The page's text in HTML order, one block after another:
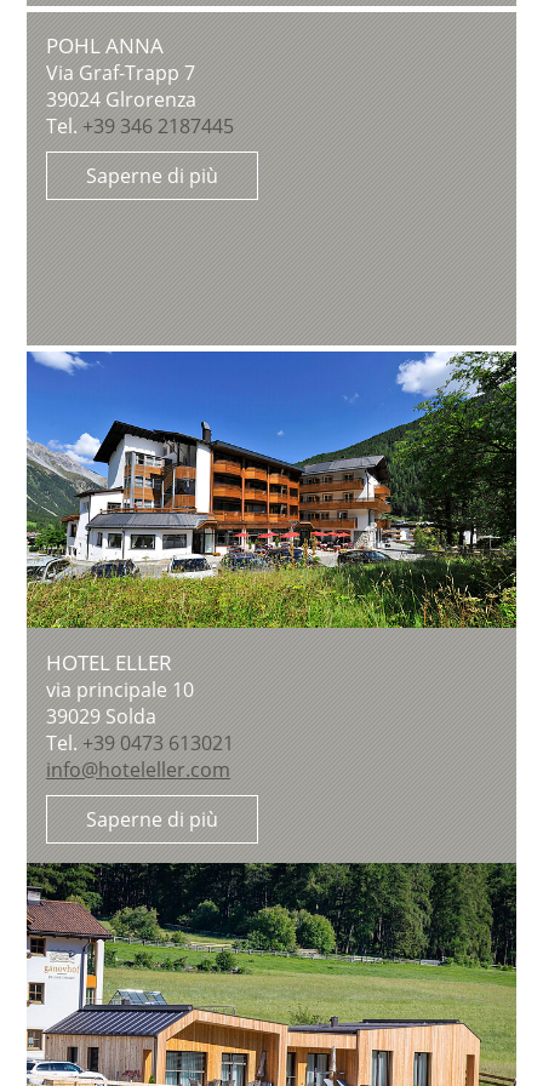
POHL ANNA
Via Graf-Trapp 7
39024 Glrorenza
Tel. +39 346 2187445
Saperne di più
HOTEL ELLER
via principale 10
39029Solda
Tel. +39 0473 613021
info@hoteleller.com
Saperne di più